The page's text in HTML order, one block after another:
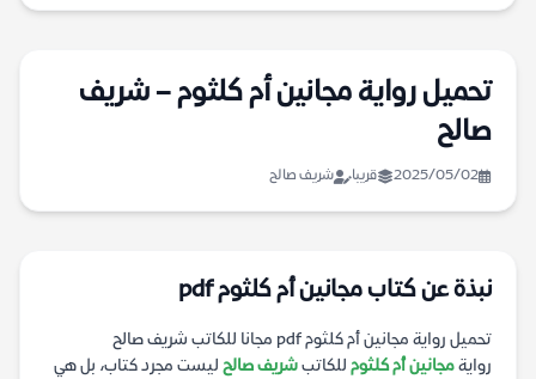
تحميل رواية مجانين أم كلثوم – شريف
صالح
2025/05/02 قريبا شريف صالح
نبذة عن كتاب مجانين أم كلثوم pdf
تحميل رواية مجانين أم كلثوم pdf مجانا للكاتب شريف صالح
روايةمجانين أم كلثوم للكاتبشريف صالح ليست مجرد كتاب، بل هي